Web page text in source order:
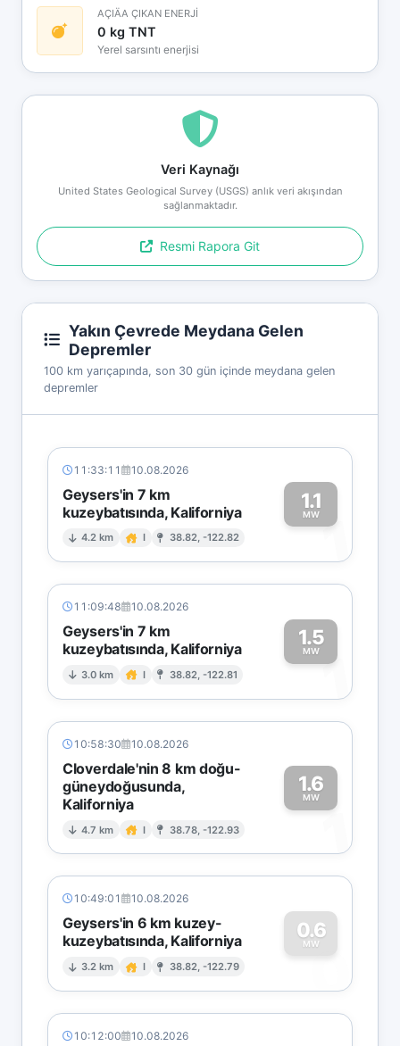
AÇIÄA ÇIKAN ENERJİ
0 kg TNT
Yerel sarsıntı enerjisi
Veri Kaynağı
United States Geological Survey (USGS) anlık veri akışından
sağlanmaktadır.
Resmi Rapora Git
Yakın Çevrede Meydana Gelen
Depremler
100 km yarıçapında, son 30 gün içinde meydana gelen
depremler
11:33:11 10.08.2026
Geysers'in 7 km
kuzeybatısında, Kaliforniya
4.2 km I 38.82, -122.82
1.1
MW1
11:09:48 10.08.2026
Geysers'in 7 km
kuzeybatısında, Kaliforniya
3.0 km I 38.82, -122.81
1.5
MW1
10:58:30 10.08.2026
Cloverdale'nin 8 km doğu-
güneydoğusunda,
Kaliforniya
4.7 km I 38.78, -122.93
1.6
MW
1
10:49:01 10.08.2026
Geysers'in 6 km kuzey-
kuzeybatısında, Kaliforniya
3.2 km I 38.82, -122.79
0.6
MW
0
10:12:00 10.08.2026